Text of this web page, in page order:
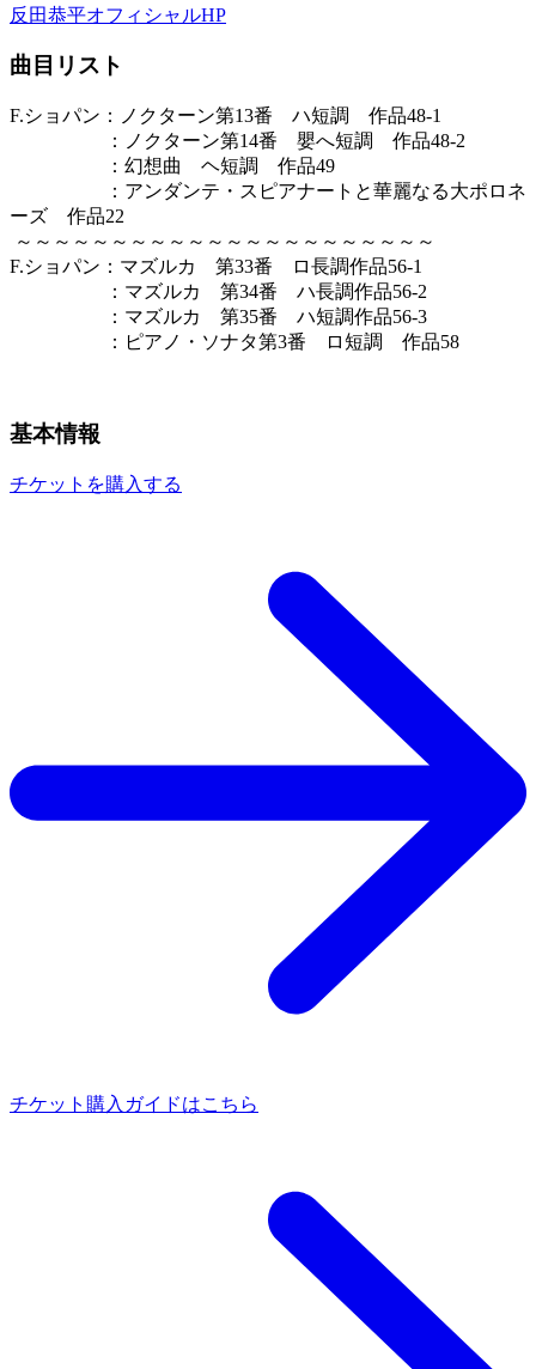
反田恭平オフィシャルHP
曲目リスト
F.ショパン：ノクターン第13番 ハ短調 作品48-1
：ノクターン第14番 嬰へ短調 作品48-2
：幻想曲 ヘ短調 作品49
：アンダンテ・スピアナートと華麗なる大ポロネ
ーズ 作品22
～～～～～～～～～～～～～～～～～～～～～～
F.ショパン：マズルカ 第33番 ロ長調作品56-1
：マズルカ 第34番 ハ長調作品56-2
：マズルカ 第35番 ハ短調作品56-3
：ピアノ・ソナタ第3番 ロ短調 作品58
基本情報
チケットを購入する
チケット購入ガイドはこちら